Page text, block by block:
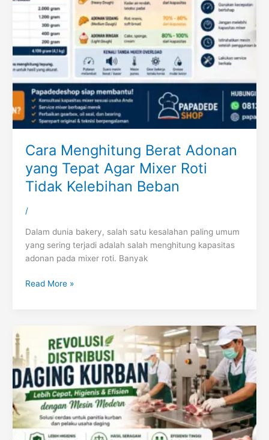
Cara Menghitung Berat Adonan
yang Tepat Agar Mixer Roti
Tidak Kelebihan Beban
/
Dalam dunia bakery, salah satu kesalahan paling umum
yang sering terjadi adalah salah menghitung kapasitas
adonan pada mixer roti. Banyak
Read More »